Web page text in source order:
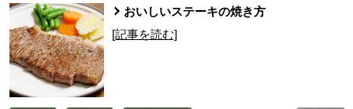
おいしいステーキの焼き方
[記事を読む]